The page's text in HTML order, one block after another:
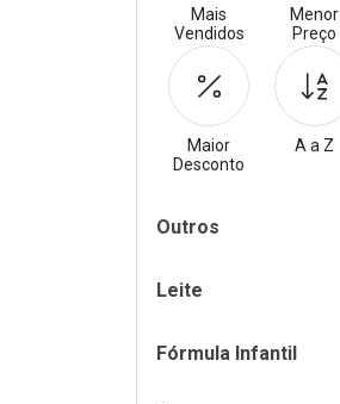
Mais
Vendidos
Menor
Preço
Maior
Desconto
A a Z
Filtros
Outros
Leite
Fórmula Infantil